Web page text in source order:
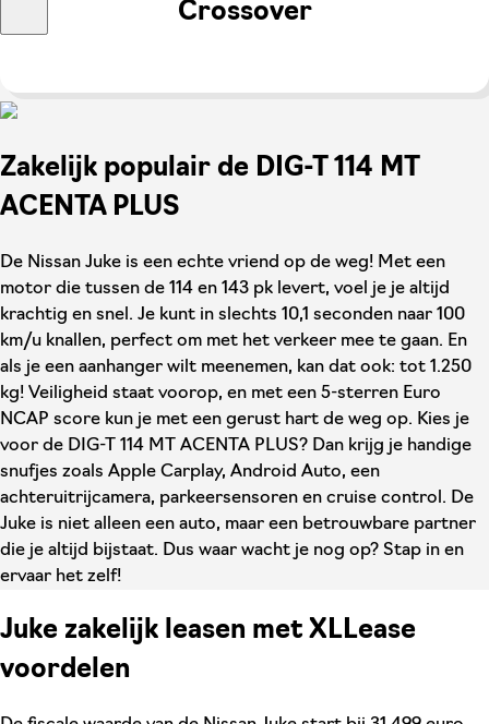
Crossover
Zakelijk populair de DIG-T 114 MT
ACENTA PLUS
De Nissan Juke is een echte vriend op de weg! Met een
motor die tussen de 114 en 143 pk levert, voel je je altijd
krachtig en snel. Je kunt in slechts 10,1 seconden naar 100
km/u knallen, perfect om met het verkeer mee te gaan. En
als je een aanhanger wilt meenemen, kan dat ook: tot 1.250
kg! Veiligheid staat voorop, en met een 5-sterren Euro
NCAP score kun je met een gerust hart de weg op. Kies je
voor de DIG-T 114 MT ACENTA PLUS? Dan krijg je handige
snufjes zoals Apple Carplay, Android Auto, een
achteruitrijcamera, parkeersensoren en cruise control. De
Juke is niet alleen een auto, maar een betrouwbare partner
die je altijd bijstaat. Dus waar wacht je nog op? Stap in en
ervaar het zelf!
Juke zakelijk leasen met XLLease
voordelen